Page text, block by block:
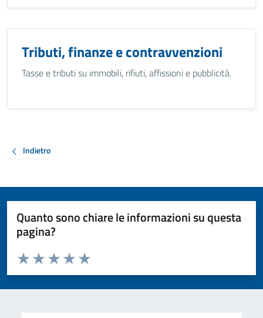
Tributi, finanze e contravvenzioni
Tasse e tributi su immobili, rifiuti, affissioni e pubblicità.
Indietro
Quanto sono chiare le informazioni su questa
pagina?
Valuta da 1 a 5 stelle la pagina
Valuta 5 stelle su 5
Valuta 4 stelle su 5
Valuta 3 stelle su 5
Valuta 2 stelle su 5
Valuta 1 stelle su 5